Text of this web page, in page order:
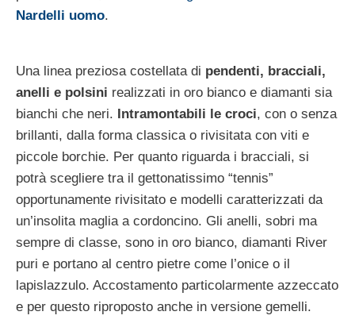
Nardelli uomo.
Una linea preziosa costellata di pendenti, bracciali,
anelli e polsini realizzati in oro bianco e diamanti sia
bianchi che neri. Intramontabili le croci, con o senza
brillanti, dalla forma classica o rivisitata con viti e
piccole borchie. Per quanto riguarda i bracciali, si
potrà scegliere tra il gettonatissimo “tennis”
opportunamente rivisitato e modelli caratterizzati da
un’insolita maglia a cordoncino. Gli anelli, sobri ma
sempre di classe, sono in oro bianco, diamanti River
puri e portano al centro pietre come l’onice o il
lapislazzulo. Accostamento particolarmente azzeccato
e per questo riproposto anche in versione gemelli.